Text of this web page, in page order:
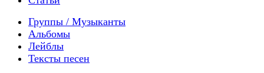
Группы / Музыканты
Альбомы
Лейблы
Тексты песен